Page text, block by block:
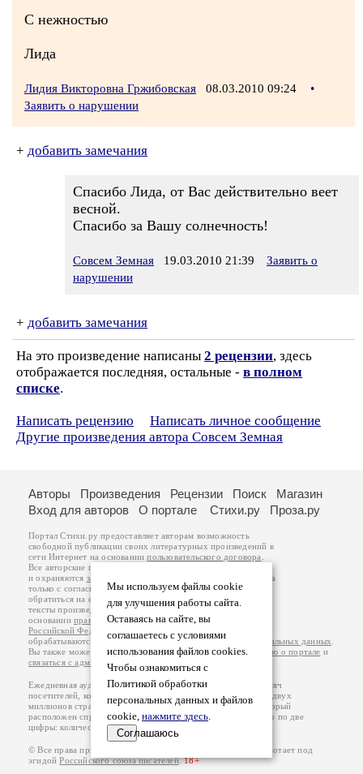
С нежностью
Лида
Лидия Викторовна Гржибовская 08.03.2010 09:24
•
Заявить о нарушении
+ добавить замечания
Спасибо Лида, от Вас действительно веет
весной.
Спасибо за Вашу солнечность!
Совсем Земная 19.03.2010 21:39
Заявить о
нарушении
+ добавить замечания
На это произведение написаны 2 рецензии, здесь
отображается последняя, остальные - в полном
списке.
Написать рецензию
Написать личное сообщение
Другие произведения автора Совсем Земная
Мы используем файлы cookie
для улучшения работы сайта.
Оставаясь на сайте, вы
соглашаетесь с условиями
использования файлов cookies.
Чтобы ознакомиться с
Политикой обработки
персональных данных и файлов
cookie, нажмите здесь.
Соглашаюсь
Авторы Произведения Рецензии Поиск
Магазин
Вход для авторов
О портале Стихи.ру Проза.ру
Портал Стихи.ру предоставляет авторам возможность
свободной публикации своих литературных произведений в
сети Интернет на основаниипользовательского договора
Все авторские права на произведения принадлежат авторам
и охраняются законом
. Перепечатка произведений возможна
только с согласия его автора, к которому вы можете
обратиться на его авторской странице. Ответственность за
тексты произведений авторы несут самостоятельно на
основанииправил публикацииизаконодательства
Российской Федерации
обрабатываются на основанииПолитики обработки персональных данных
Вы также можете посмотреть более подробнуюинформацию о портале и
связаться с администрацией
Ежедневная аудитория портала Стихи.ру – порядка 200 тысяч
посетителей, которые в общей сумме просматривают более двух
миллионов страниц по данным счетчика посещаемости, который
расположен справа от этого текста. В каждой графе указано по две
цифры: количество просмотров и количество посетителей.
© Все права принадлежат авторам, 2000-2026. Портал работает под
эгидойРоссийского союза писателей.18+